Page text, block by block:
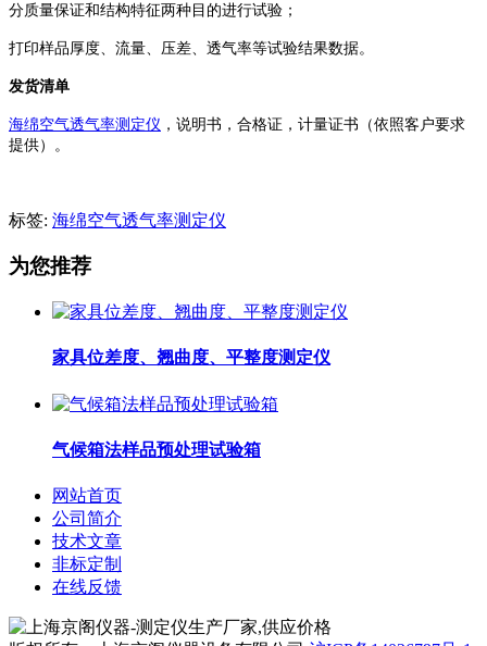
分质量保证和结构特征两种目的进行试验；
打印样品厚度、流量、压差、透气率等试验结果数据。
发货清单
海绵空气透气率测定仪 ，说明书，合格证，计量证书（依照客户要求
提供）。
标签: 海绵空气透气率测定仪
为您推荐
家具位差度、翘曲度、平整度测定仪
气候箱法样品预处理试验箱
网站首页
公司简介
技术文章
非标定制
在线反馈